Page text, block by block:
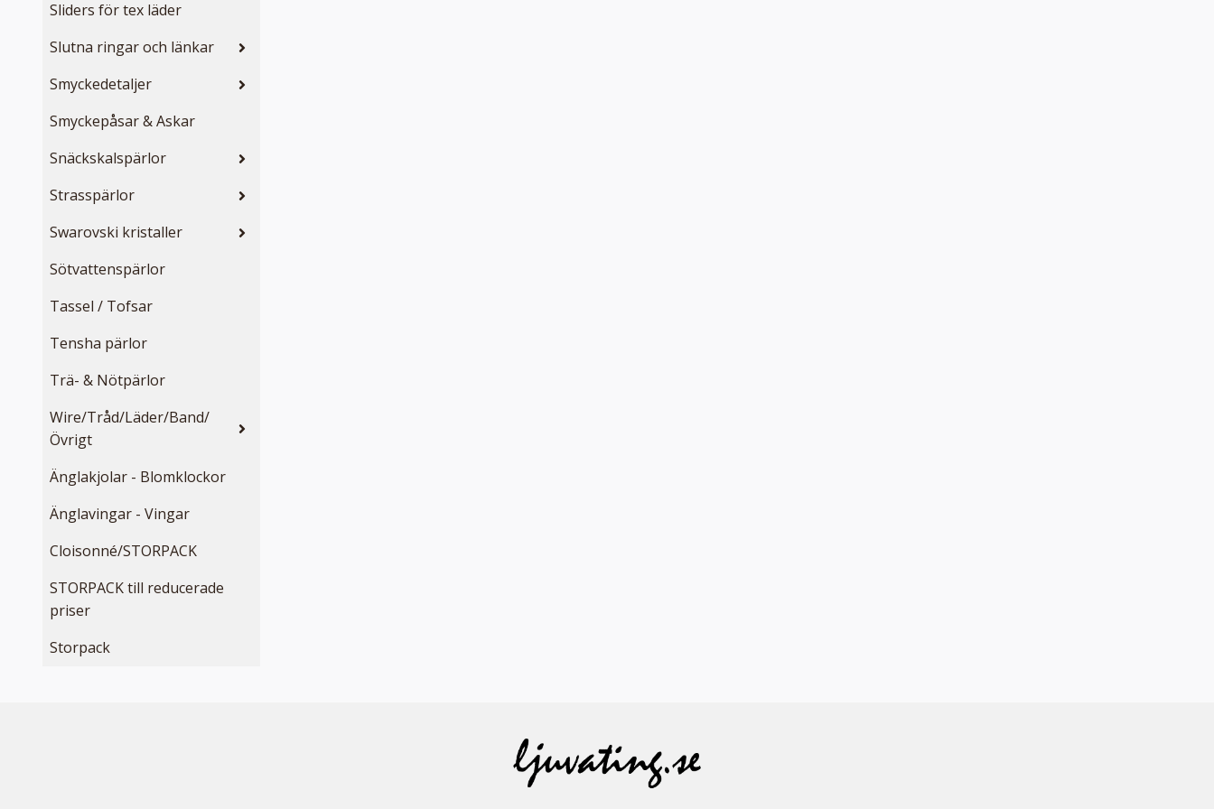
Sliders för tex läder
Slutna ringar och länkar
Smyckedetaljer
Smyckepåsar & Askar
Snäckskalspärlor
Strasspärlor
Swarovski kristaller
Sötvattenspärlor
Tassel / Tofsar
Tensha pärlor
Trä- & Nötpärlor
Wire/Tråd/Läder/Band/
Övrigt
Änglakjolar - Blomklockor
Änglavingar - Vingar
Cloisonné/STORPACK
STORPACK till reducerade
priser
Storpack